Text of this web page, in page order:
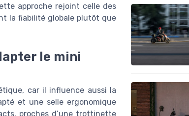
approche rejoint celle des
la fiabilité globale plutôt que
le mini
car il influence aussi la
et une selle ergonomique
proches d’une trottinette